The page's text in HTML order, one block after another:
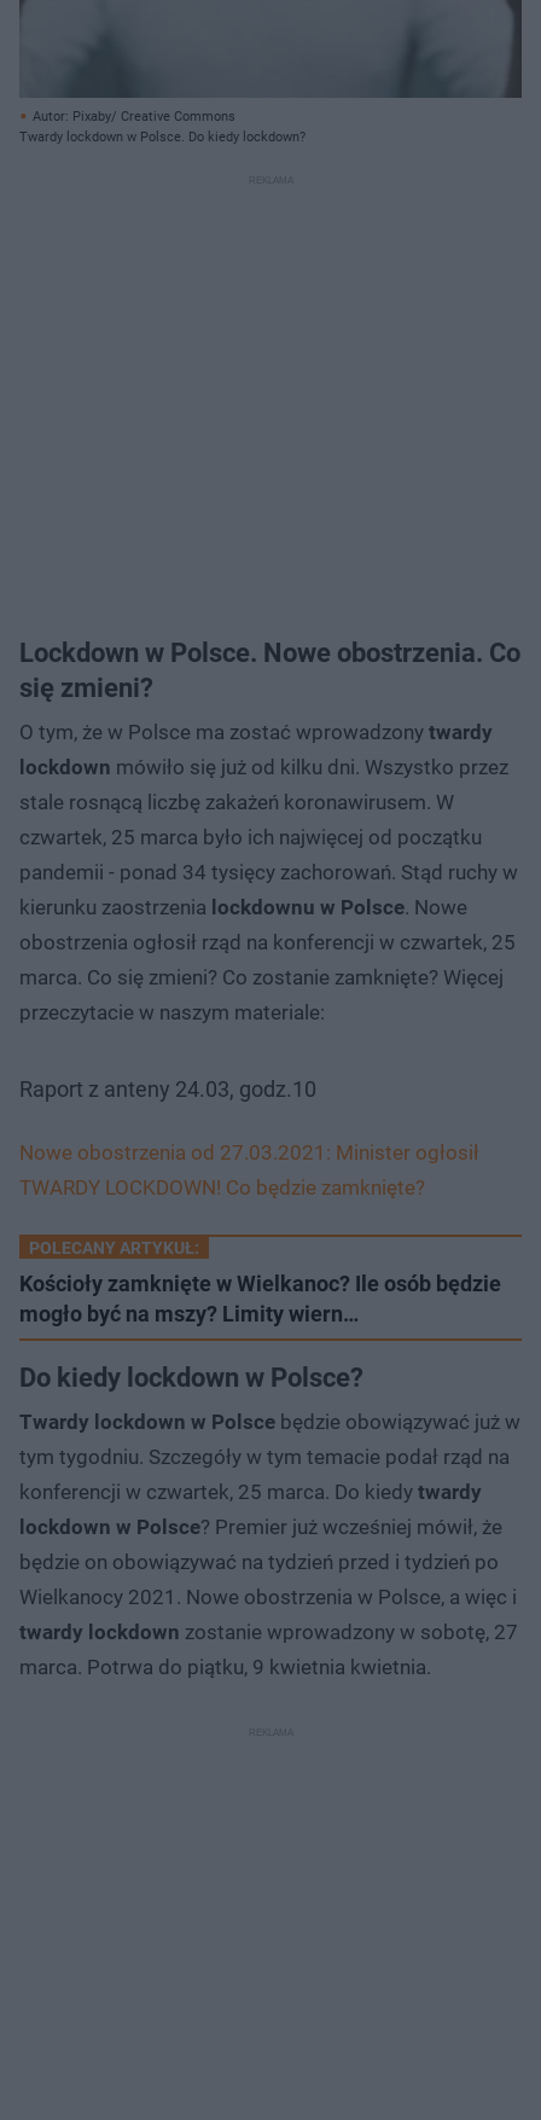
Autor: Pixaby/ Creative Commons
Twardy lockdown w Polsce. Do kiedy lockdown?
Lockdown w Polsce. Nowe obostrzenia. Co
się zmieni?
O tym, że w Polsce ma zostać wprowadzony twardy
lockdown mówiło się już od kilku dni. Wszystko przez
stale rosnącą liczbę zakażeń koronawirusem. W
czwartek, 25 marca było ich najwięcej od początku
pandemii - ponad 34 tysięcy zachorowań. Stąd ruchy w
kierunku zaostrzenia lockdownu w Polsce. Nowe
obostrzenia ogłosił rząd na konferencji w czwartek, 25
marca. Co się zmieni? Co zostanie zamknięte? Więcej
przeczytacie w naszym materiale:
Raport z anteny 24.03, godz.10
Nowe obostrzenia od 27.03.2021: Minister ogłosił
TWARDY LOCKDOWN! Co będzie zamknięte?
POLECANY ARTYKUŁ:
Kościoły zamknięte w Wielkanoc? Ile osób będzie
mogło być na mszy? Limity wiern…
Do kiedy lockdown w Polsce?
Twardy lockdown w Polsce będzie obowiązywać już w
tym tygodniu. Szczegóły w tym temacie podał rząd na
konferencji w czwartek, 25 marca. Do kiedy twardy
lockdown w Polsce? Premier już wcześniej mówił, że
będzie on obowiązywać na tydzień przed i tydzień po
Wielkanocy 2021. Nowe obostrzenia w Polsce, a więc i
twardy lockdown zostanie wprowadzony w sobotę, 27
marca. Potrwa do piątku, 9 kwietnia kwietnia.